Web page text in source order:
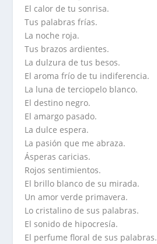
El calor de tu sonrisa.
Tus palabras frías.
La noche roja.
Tus brazos ardientes.
La dulzura de tus besos.
El aroma frío de tu indiferencia.
La luna de terciopelo blanco.
El destino negro.
El amargo pasado.
La dulce espera.
La pasión que me abraza.
Ásperas caricias.
Rojos sentimientos.
El brillo blanco de su mirada.
Un amor verde primavera.
Lo cristalino de sus palabras.
El sonido de hipocresía.
El perfume floral de sus palabras.